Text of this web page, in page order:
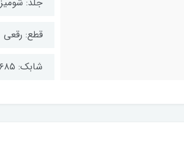
قطع: رقعی
شابک: ۹۷۸۶۲۲۸۳۵۳۶۸۵